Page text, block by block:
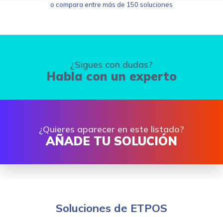
o compara entre más de 150 soluciones
¿Sigues con dudas?
Habla con un experto
¿Quieres aparecer en este listado?
AÑADE TU SOLUCIÓN
Soluciones de ETPOS